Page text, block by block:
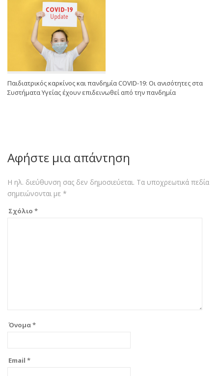
Παιδιατρικός καρκίνος και πανδημία COVID-19: Οι ανισότητες στα
Συστήματα Υγείας έχουν επιδεινωθεί από την πανδημία
Αφήστε μια απάντηση
Η ηλ. διεύθυνση σας δεν δημοσιεύεται. Τα υποχρεωτικά πεδία
σημειώνονται με *
Σχόλιο *
Όνομα*
Email *